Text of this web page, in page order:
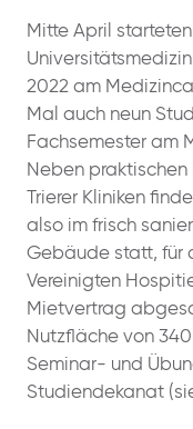
Mitte April
2022 am
Mal auch neun
Fachsemester am
Neben
Trierer Kliniken
also im frisch
Gebäude statt, für
Vereinigten
Mietvertrag
Nutzfläche von
Seminar- und
Studiendekanat